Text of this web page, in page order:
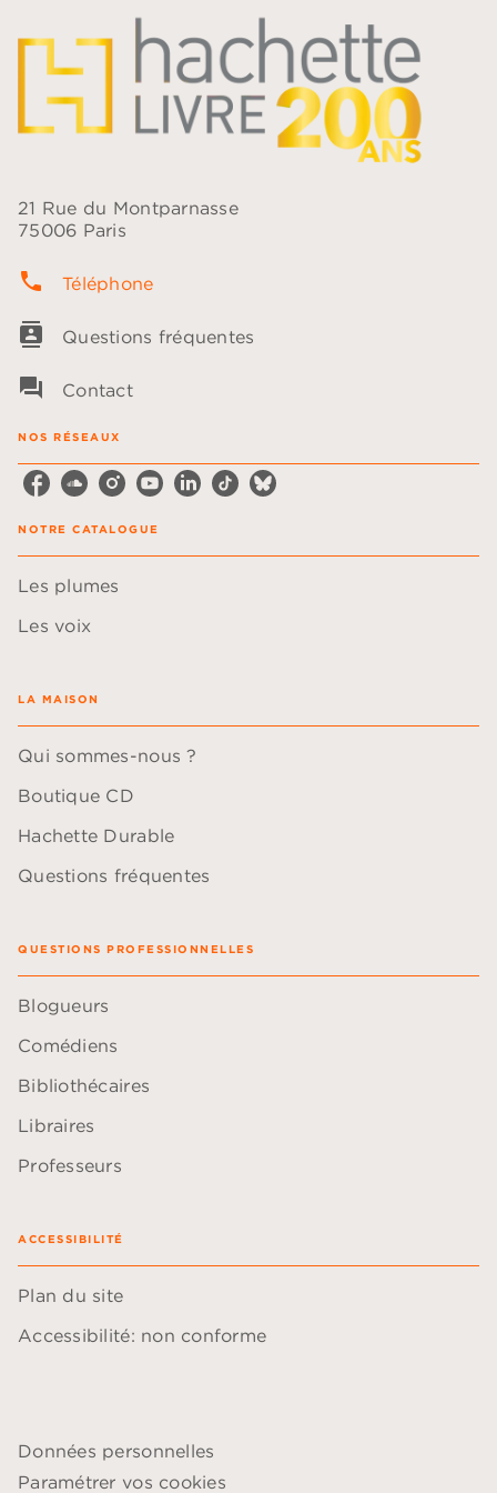
21 Rue du Montparnasse
75006 Paris
phone Téléphone
contacts Questions fréquentes
question_answer Contact
NOS RÉSEAUX
NOTRE CATALOGUE
Les plumes
Les voix
LA MAISON
Qui sommes-nous ?
Boutique CD
Hachette Durable
Questions fréquentes
QUESTIONS PROFESSIONNELLES
Blogueurs
Comédiens
Bibliothécaires
Libraires
Professeurs
ACCESSIBILITÉ
Plan du site
Accessibilité: non conforme
Données personnelles
Paramétrer vos cookies